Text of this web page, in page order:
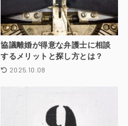
協議離婚が得意な弁護士に相談
するメリットと探し方とは？
2025.10.08